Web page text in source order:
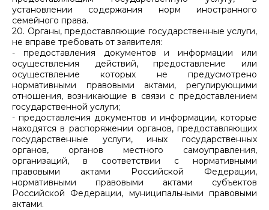
установлении содержания норм иностранного
семейного права.
20. Органы, предоставляющие государственные услуги,
не вправе требовать от заявителя:
- предоставления документов и информации или
осуществления действий, предоставление или
осуществление которых не предусмотрено
нормативными правовыми актами, регулирующими
отношения, возникающие в связи с предоставлением
государственной услуги;
- предоставления документов и информации, которые
находятся в распоряжении органов, предоставляющих
государственные услуги, иных государственных
органов, органов местного самоуправления,
организаций, в соответствии с нормативными
правовыми актами Российской Федерации,
нормативными правовыми актами субъектов
Российской Федерации, муниципальными правовыми
актами.